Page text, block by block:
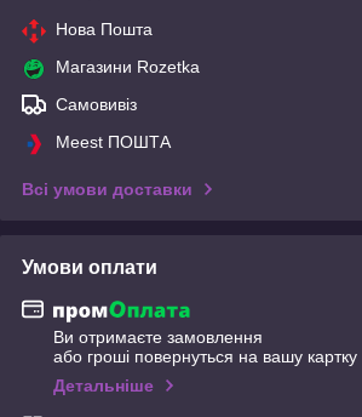
Нова Пошта
Магазини Rozetka
Самовивіз
Meest ПОШТА
Всі умови доставки
Умови оплати
Ви отримаєте замовлення
або гроші повернуться на вашу картку
Детальніше